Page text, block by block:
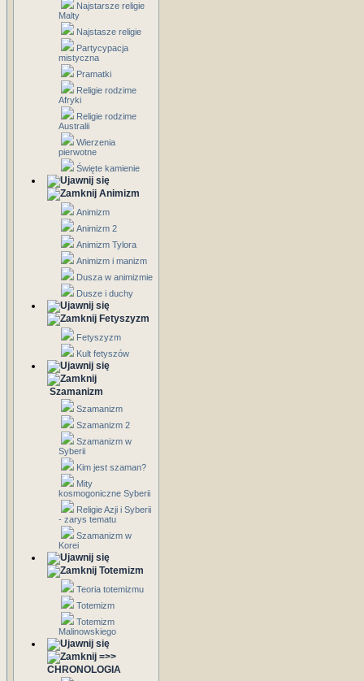
Najstarsze religie
Malty
Najstasze religie
Partycypacja
mistyczna
Pramatki
Religie rodzime
Afryki
Religie rodzime
Australii
Wierzenia
pierwotne
Święte kamienie
Animizm
Animizm
Animizm 2
Animizm Tylora
Animizm i manizm
Dusza w animizmie
Dusze i duchy
Fetyszyzm
Fetyszyzm
Kult fetyszów
Szamanizm
Szamanizm
Szamanizm 2
Szamanizm w
Syberii
Kim jest szaman?
Mity
kosmogoniczne Syberii
Religie Azji i Syberii
- zarys tematu
Szamanizm w
Korei
Totemizm
Teoria totemizmu
Totemizm
Totemizm
Malinowskiego
=>>
CHRONOLOGIA